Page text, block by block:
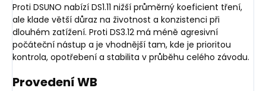
Proti DSUNO nabízí DS1.11 nižší průměrný koeficient tření,
ale klade větší důraz na životnost a konzistenci při
dlouhém zatížení. Proti DS3.12 má méně agresivní
počáteční nástup a je vhodnější tam, kde je prioritou
kontrola, opotřebení a stabilita v průběhu celého závodu.
Provedení WB